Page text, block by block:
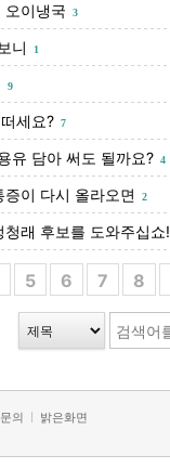
이냉국 3
니 1
9
세요? 7
유 담아 써도 될까요? 4
이 다시 올라오면 2
래 후보를 도와주십쇼!
5 6 7 8
의 밝은화면